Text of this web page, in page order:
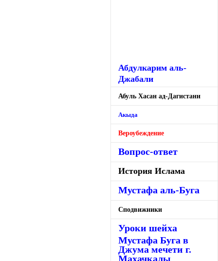
Абдулкарим аль-
Джабали
Абуль Хасан ад-Дагистани
Акыда
Вероубеждение
Вопрос-ответ
История Ислама
Мустафа аль-Буга
Сподвижники
Уроки шейха
Мустафа Буга в
Джума мечети г.
Махачкалы